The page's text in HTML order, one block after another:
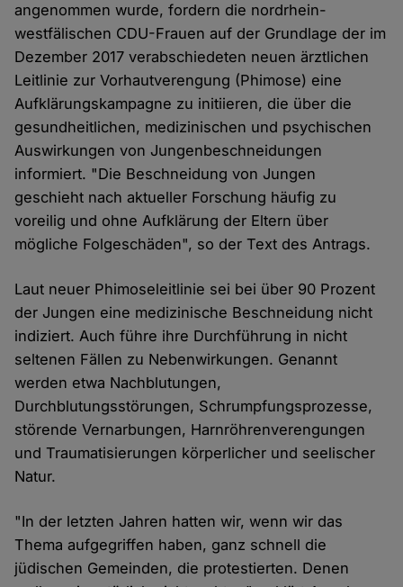
angenommen wurde, fordern die nordrhein-
westfälischen CDU-Frauen auf der Grundlage der im
Dezember 2017 verabschiedeten neuen ärztlichen
Leitlinie zur Vorhautverengung (Phimose) eine
Aufklärungskampagne zu initiieren, die über die
gesundheitlichen, medizinischen und psychischen
Auswirkungen von Jungenbeschneidungen
informiert. "Die Beschneidung von Jungen
geschieht nach aktueller Forschung häufig zu
voreilig und ohne Aufklärung der Eltern über
mögliche Folgeschäden", so der Text des Antrags.
Laut neuer Phimoseleitlinie sei bei über 90 Prozent
der Jungen eine medizinische Beschneidung nicht
indiziert. Auch führe ihre Durchführung in nicht
seltenen Fällen zu Nebenwirkungen. Genannt
werden etwa Nachblutungen,
Durchblutungsstörungen, Schrumpfungsprozesse,
störende Vernarbungen, Harnröhrenverengungen
und Traumatisierungen körperlicher und seelischer
Natur.
"In der letzten Jahren hatten wir, wenn wir das
Thema aufgegriffen haben, ganz schnell die
jüdischen Gemeinden, die protestierten. Denen